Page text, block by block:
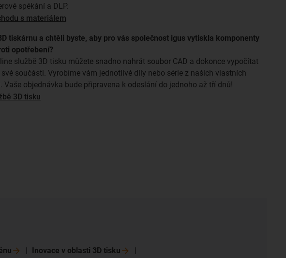
spékání a DLP.
s materiálem
tiskárnu a chtěli byste, aby pro vás společnost igus vytiskla komponenty
opotřebení?
službě 3D tisku můžete snadno nahrát soubor CAD a dokonce vypočítat
své součásti. Vyrobíme vám jednotlivé díly nebo série z našich vlastních
Vaše objednávka bude připravena k odeslání do jednoho až tří dnů!
3D tisku
Inovace v oblasti 3Dtisku